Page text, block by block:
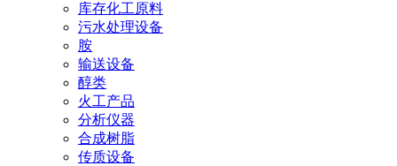
库存化工原料
污水处理设备
胺
输送设备
醇类
火工产品
分析仪器
合成树脂
传质设备